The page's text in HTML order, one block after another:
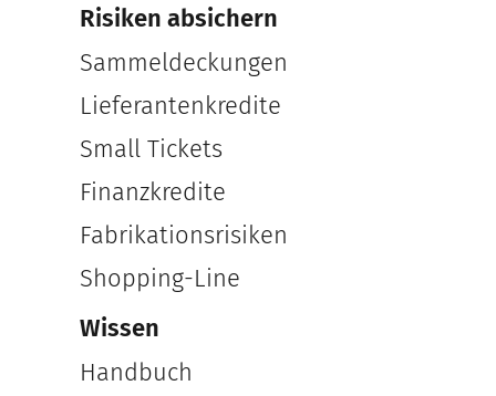
Risiken absichern
Sammeldeckungen
Lieferantenkredite
Small Tickets
Finanzkredite
Fabrikationsrisiken
Shopping-Line
Wissen
Handbuch